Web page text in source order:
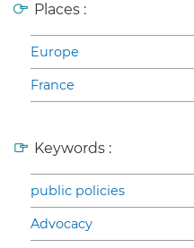
Places :
Europe
France
Keywords :
public policies
Advocacy